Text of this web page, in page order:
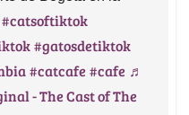
#catsoftiktok
#gatosdetiktok
#catcafe #cafe ♬
- The Cast of The